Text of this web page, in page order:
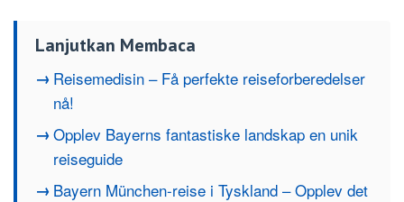
Lanjutkan Membaca
Reisemedisin – Få perfekte reiseforberedelser
nå!
Opplev Bayerns fantastiske landskap en unik
reiseguide
Bayern München-reise i Tyskland – Opplev det